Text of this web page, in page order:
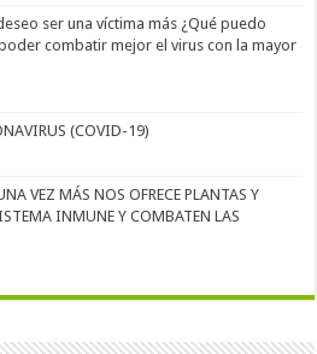
ser una víctima más ¿Qué puedo
combatir mejor el virus con la mayor
(COVID-19)
VEZ MÁS NOS OFRECE PLANTAS Y
INMUNE Y COMBATEN LAS